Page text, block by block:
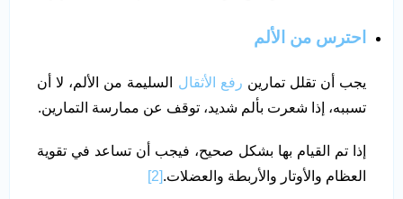
احترس من الألم
يجب أن تقلل تمارين رفع الأثقال السليمة من الألم، لا أن
تسببه، إذا شعرت بألم شديد، توقف عن ممارسة التمارين.
إذا تم القيام بها بشكل صحيح، فيجب أن تساعد في تقوية
العظام والأوتار والأربطة والعضلات.[2]